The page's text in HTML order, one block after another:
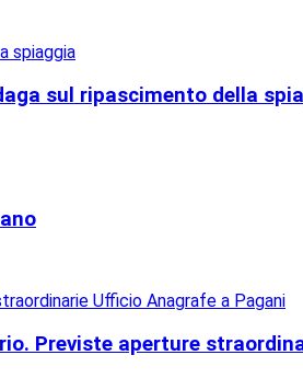
sul ripascimento della
Previste aperture